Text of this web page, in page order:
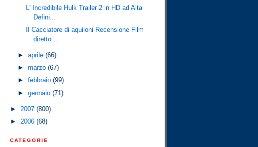
L' Incredibile Hulk Trailer 2 in HD ad Alta
Defini...
Il Cacciatore di aquiloni Recensione Film
diretto ...
►aprile(66)
►marzo(67)
►febbraio(99)
►gennaio(71)
► 2007 (800)
► 2006 (68)
CATEGORIE